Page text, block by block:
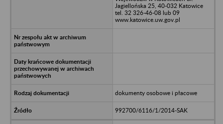
Jagiellońska 25, 40-032 Katowice
tel. 32 326-46-08 lub 09
www.katowice.uw.gov.pl
dokumenty osobowe i płacowe
992700/6116/1/2014-SAK